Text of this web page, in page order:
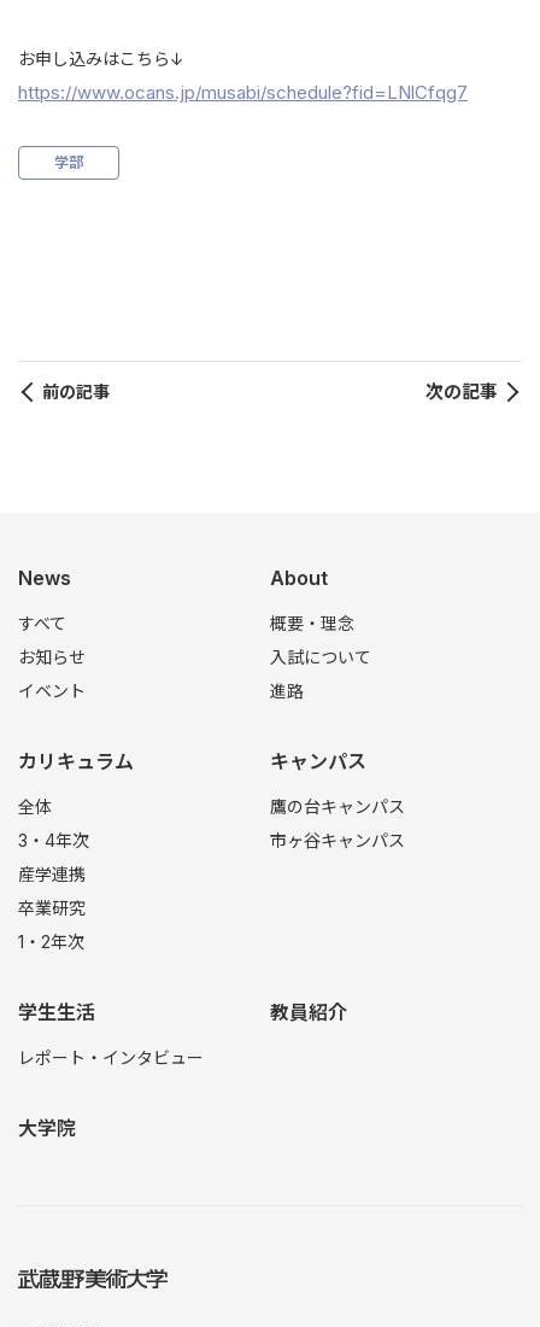
お申し込みはこちら↓
https://www.ocans.jp/musabi/schedule?fid=LNlCfqg7
学部
前の記事 次の記事
News
すべて
お知らせ
イベント
About
概要・理念
入試について
進路
カリキュラム
全体
3・4年次
産学連携
卒業研究
1・2年次
キャンパス
鷹の台キャンパス
市ヶ谷キャンパス
学生生活
レポート・インタビュー
教員紹介
大学院